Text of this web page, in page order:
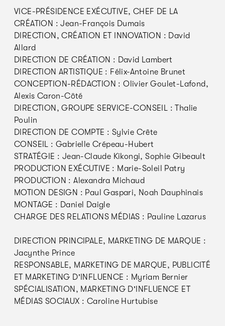
VICE-PRÉSIDENCE EXÉCUTIVE, CHEF DE LA
CRÉATION : Jean-François Dumais
DIRECTION, CRÉATION ET INNOVATION : David
Allard
DIRECTION DE CRÉATION : David Lambert
DIRECTION ARTISTIQUE : Félix-Antoine Brunet
CONCEPTION-RÉDACTION : Olivier Goulet-Lafond,
Alexis Caron-Côté
DIRECTION, GROUPE SERVICE-CONSEIL : Thalie
Poulin
DIRECTION DE COMPTE : Sylvie Crête
CONSEIL : Gabrielle Crépeau-Hubert
STRATÉGIE : Jean-Claude Kikongi, Sophie Gibeault
PRODUCTION EXÉCUTIVE : Marie-Soleil Patry
PRODUCTION : Alexandra Michaud
MOTION DESIGN : Paul Gaspari, Noah Dauphinais
MONTAGE : Daniel Daigle
CHARGE DES RELATIONS MÉDIAS : Pauline Lazarus
DIRECTION PRINCIPALE, MARKETING DE MARQUE :
Jacynthe Prince
RESPONSABLE, MARKETING DE MARQUE, PUBLICITÉ
ET MARKETING D'INFLUENCE : Myriam Bernier
SPÉCIALISATION, MARKETING D'INFLUENCE ET
MÉDIAS SOCIAUX : Caroline Hurtubise